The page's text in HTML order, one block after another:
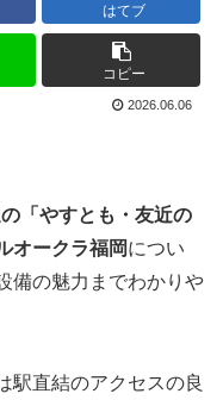
はてブ
コピー
2026.06.06
「やすとも・友近の
オークラ福岡につい
備の魅力までわかりや
駅直結のアクセスの良